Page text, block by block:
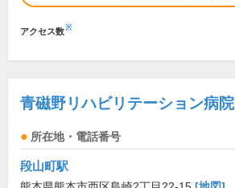
アクセス数※
青磁野リハビリテーション病院
所在地・電話番号
段山町駅